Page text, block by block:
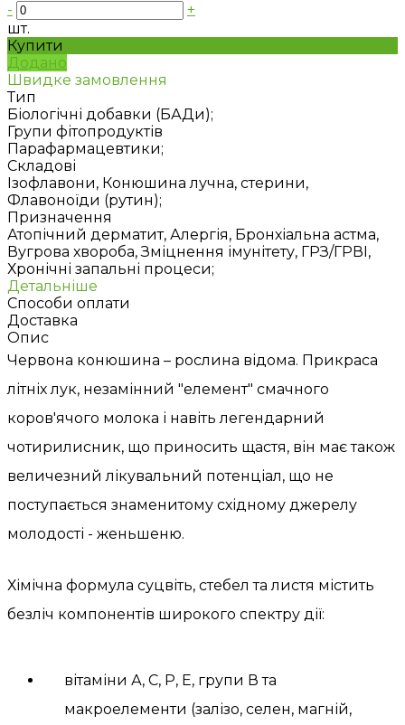
-
+
шт.
Купити
Додано
Швидке замовлення
Тип
Біологічні добавки (БАДи);
Групи фітопродуктів
Парафармацевтики;
Складові
Ізофлавони, Конюшина лучна, стерини,
Флавоноїди (рутин);
Призначення
Атопічний дерматит, Алергія, Бронхіальна астма,
Вугрова хвороба, Зміцнення імунітету, ГРЗ/ГРВІ,
Хронічні запальні процеси;
Детальніше
Способи оплати
Доставка
Опис
Червона конюшина – рослина відома. Прикраса
літніх лук, незамінний "елемент" смачного
коров'ячого молока і навіть легендарний
чотирилисник, що приносить щастя, він має також
величезний лікувальний потенціал, що не
поступається знаменитому східному джерелу
молодості - женьшеню.
Хімічна формула суцвіть, стебел та листя містить
безліч компонентів широкого спектру дії:
вітаміни А, С, Р, Е, групи В та
макроелементи (залізо, селен, магній,